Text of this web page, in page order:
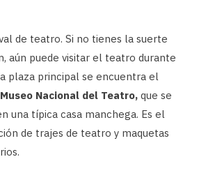
de teatro. Si no tienes la suerte
aún puede visitar el teatro durante
plaza principal se encuentra el
Nacional del Teatro, que se
una típica casa manchega. Es el
de trajes de teatro y maquetas